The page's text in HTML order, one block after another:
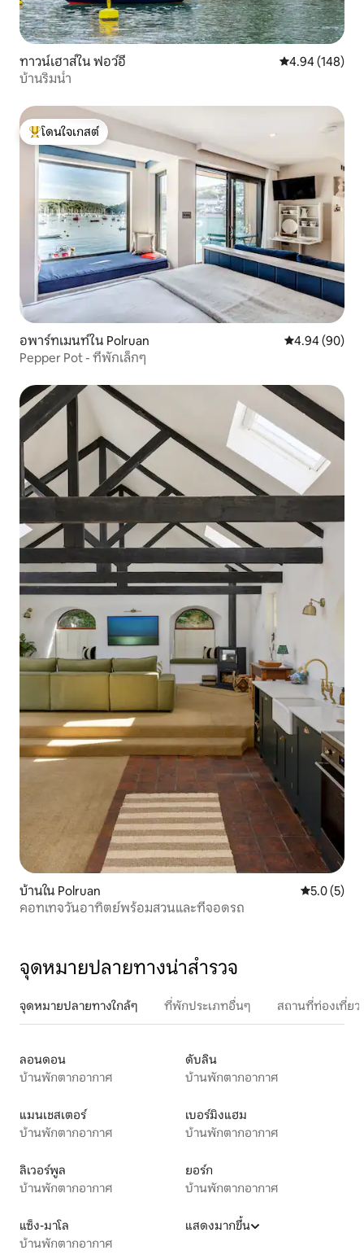
ทาวน์เฮาส์ใน ฟอว์อี คะแนนเฉลี่ย
4.94 (148)
บ้านริมน้ำ
โดนใจเกสต์ที่สุด
โดนใจเกสต์
อพาร์ทเมนท์ใน Polruan คะแนนเฉลี่ย
4.94 (90)
Pepper Pot - ที่พักเล็กๆ
บ้านใน Polruan คะแนนเฉลี่
5.0 (5)
คอทเทจวันอาทิตย์พร้อมสวนและที่จอดรถ
จุดหมายปลายทางน่าสำรวจ
จุดหมายปลายทางใกล้ๆ ที่พักประเภทอื่นๆ สถานที่ท่องเที่ย
ลอนดอน
บ้านพักตากอากาศ
ดับลิน
บ้านพักตากอากาศ
แมนเชสเตอร์
บ้านพักตากอากาศ
เบอร์มิงแฮม
บ้านพักตากอากาศ
ลิเวอร์พูล
บ้านพักตากอากาศ
ยอร์ก
บ้านพักตากอากาศ
แซ็ง-มาโล
บ้านพักตากอากาศ
แสดงมากขึ้น